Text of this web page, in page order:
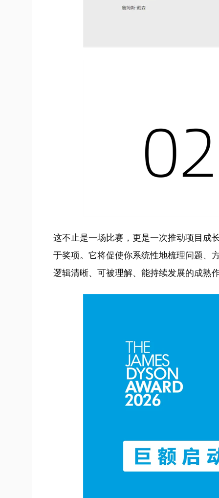
这不止是一场比赛，更是一次推动项目成
于奖项。它将促使你系统性地梳理问题、
逻辑清晰、可被理解、能持续发展的成熟